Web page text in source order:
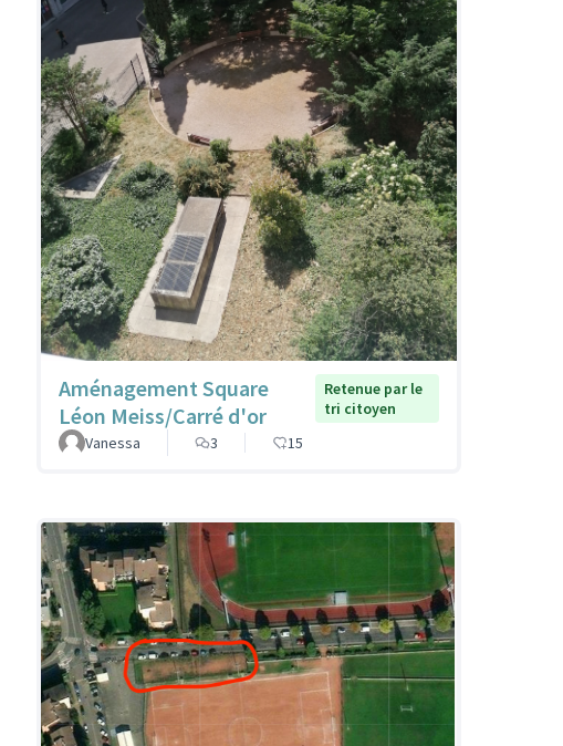
Aménagement Square
Léon Meiss/Carré d'or
Retenue par le
tri citoyen
Vanessa
3 15